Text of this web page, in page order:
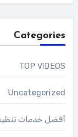
Categories
TOP VIDEOS
Uncategorized
أفضل خدمات